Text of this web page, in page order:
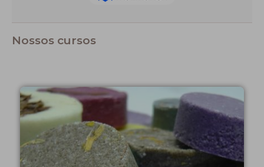
Nossos cursos